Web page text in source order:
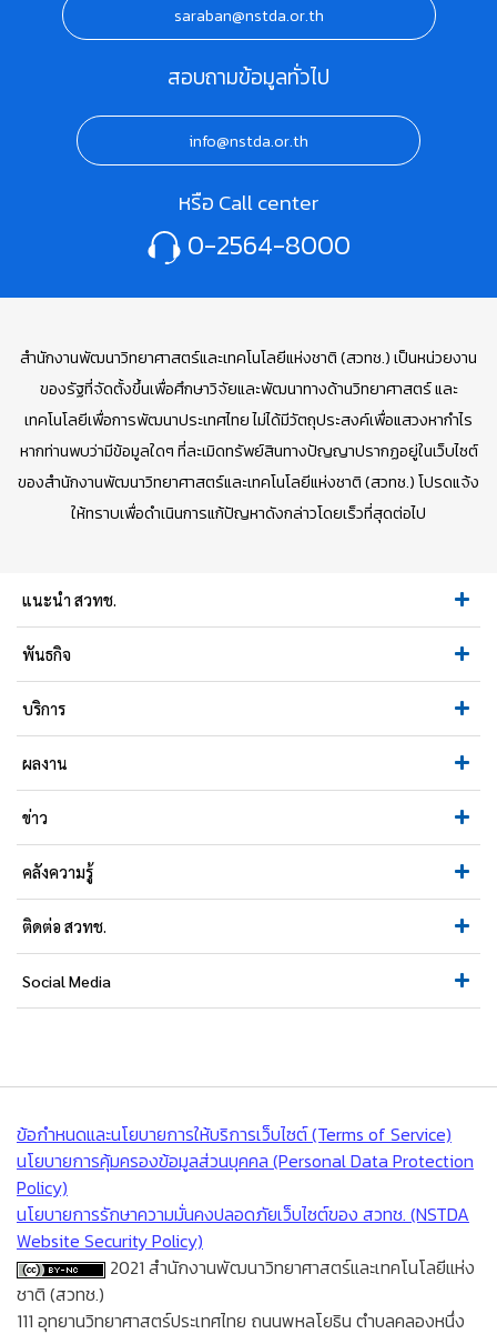
saraban@nstda.or.th
สอบถามข้อมูลทั่วไป
info@nstda.or.th
หรือ Call center
0-2564-8000
สำนักงานพัฒนาวิทยาศาสตร์และเทคโนโลยีแห่งชาติ (สวทช.) เป็นหน่วยงาน
ของรัฐที่จัดตั้งขึ้นเพื่อศึกษาวิจัยและพัฒนาทางด้านวิทยาศาสตร์ และ
เทคโนโลยีเพื่อการพัฒนาประเทศไทย ไม่ได้มีวัตถุประสงค์เพื่อแสวงหากำไร
หากท่านพบว่ามีข้อมูลใดๆ ที่ละเมิดทรัพย์สินทางปัญญาปรากฏอยู่ในเว็บไซต์
ของสำนักงานพัฒนาวิทยาศาสตร์และเทคโนโลยีแห่งชาติ (สวทช.) โปรดแจ้ง
ให้ทราบเพื่อดำเนินการแก้ปัญหาดังกล่าวโดยเร็วที่สุดต่อไป
แนะนำ สวทช.
พันธกิจ
บริการ
ผลงาน
ข่าว
คลังความรู้
ติดต่อ สวทช.
Social Media
ข้อกำหนดและนโยบายการให้บริการเว็บไซต์ (Terms of Service)
นโยบายการคุ้มครองข้อมูลส่วนบุคคล (Personal Data Protection
Policy)
นโยบายการรักษาความมั่นคงปลอดภัยเว็บไซต์ของ สวทช. (NSTDA
Website Security Policy)
2021 สำนักงานพัฒนาวิทยาศาสตร์และเทคโนโลยีแห่ง
ชาติ (สวทช.)
111 อุทยานวิทยาศาสตร์ประเทศไทย ถนนพหลโยธิน ตำบลคลองหนึ่ง